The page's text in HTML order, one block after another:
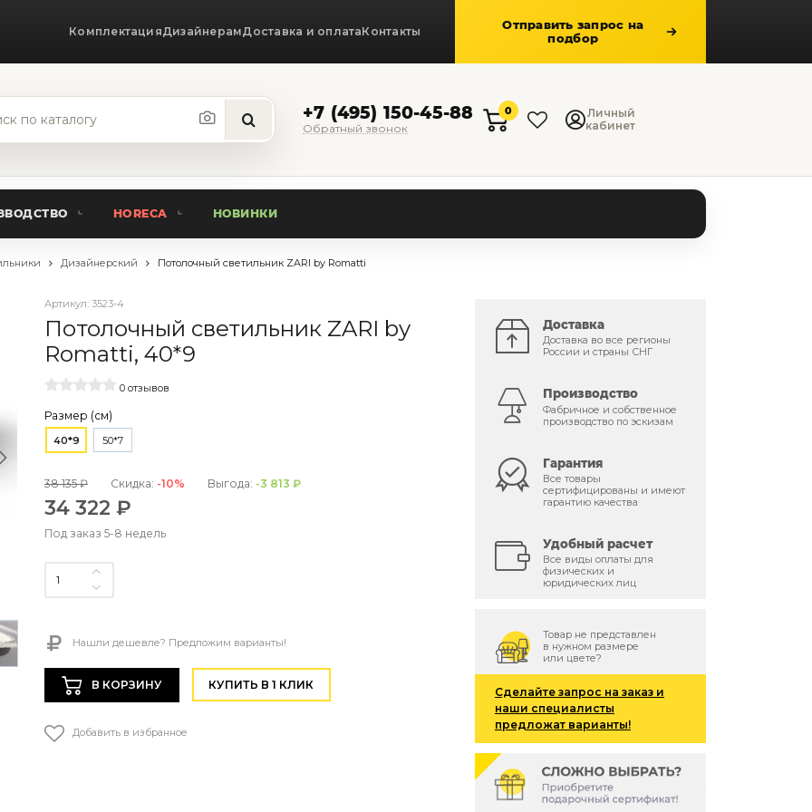
КомплектацияДизайнерамДоставка и оплатаКонтакты
Отправить запрос на
подбор
+7 (495) 150-45-88
Обратный звонок
0
Личный
кабинет
HORECA НОВИНКИ
Дизайнерский Потолочный светильник ZARI by Romatti
Артикул: 3523-4
Потолочный светильник ZARI by
Romatti, 40*9
0 отзывов
Размер (см)
40*9 50*7
38 135 ₽ Скидка: -10% Выгода: -3 813 ₽
34 322 ₽
Под заказ 5-8 недель
Нашли дешевле? Предложим варианты!
В КОРЗИНУ КУПИТЬ В 1 КЛИК
Добавить в избранное
Доставка
Доставка во все регионы
России и страны СНГ
Производство
Фабричное и собственное
производство по эскизам
Гарантия
Все товары
сертифицированы и имеют
гарантию качества
Удобный расчет
Все виды оплаты для
физических и
юридических лиц
Товар не представлен
в нужном размере
или цвете?
Сделайте запрос на заказ и
наши специалисты
предложат варианты!